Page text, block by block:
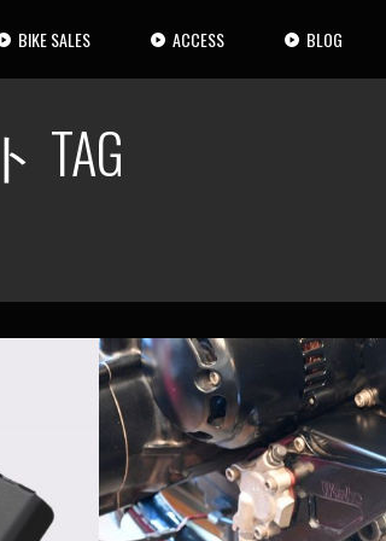
BIKE SALES ACCESS BLOG
TAG